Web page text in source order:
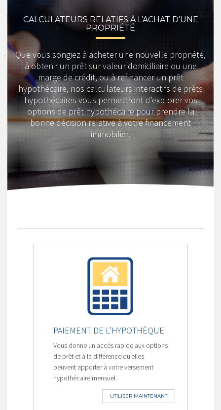
CALCULATEURS RELATIFS À L’ACHAT D’UNE
PROPRIÉTÉ
Que vous songiez à acheter une nouvelle propriété,
à obtenir un prêt sur valeur domiciliaire ou une
marge de crédit, ou à refinancer un prêt
hypothécaire, nos calculateurs interactifs de prêts
hypothécaires vous permettront d’explorer vos
options de prêt hypothécaire pour prendre la
bonne décision relative à votre financement
immobilier.
PAIEMENT DE L’HYPOTHÈQUE
Vous donne un accès rapide aux options
de prêt et à la différence qu’elles
peuvent apporter à votre versement
hypothécaire mensuel.
UTILISER MAINTENANT